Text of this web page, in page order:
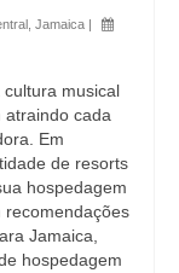
Jamaica |
musical
atraindo cada
Em
de resorts
hospedagem
recomendações
Jamaica,
hospedagem